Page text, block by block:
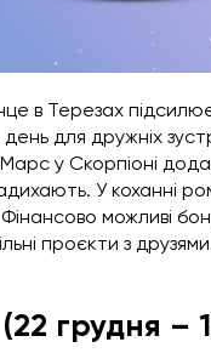
в Терезах
день для дружніх
у Скорпіоні
У коханні
можливі
проєкти з
грудня –